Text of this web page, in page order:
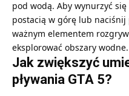
pod wodą. Aby wynurzyć
postacią w górę lub naciśnij
ważnym elementem
eksplorować obszary wodne.
Jak zwiększyć
pływania GTA 5?